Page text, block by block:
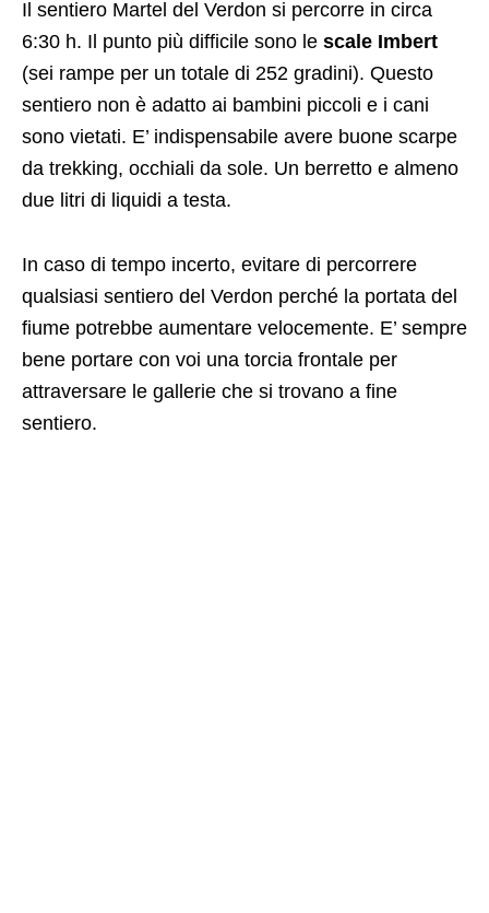
Il sentiero Martel del Verdon si percorre in circa
6:30 h. Il punto più difficile sono le scale Imbert
(sei rampe per un totale di 252 gradini). Questo
sentiero non è adatto ai bambini piccoli e i cani
sono vietati. E’ indispensabile avere buone scarpe
da trekking, occhiali da sole. Un berretto e almeno
due litri di liquidi a testa.
In caso di tempo incerto, evitare di percorrere
qualsiasi sentiero del Verdon perché la portata del
fiume potrebbe aumentare velocemente. E’ sempre
bene portare con voi una torcia frontale per
attraversare le gallerie che si trovano a fine
sentiero.